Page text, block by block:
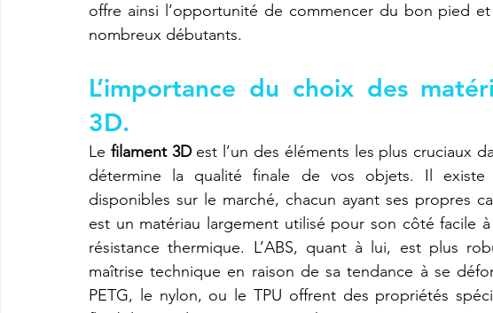
offre ainsi l’opportunité de commencer du bon pied
nombreux débutants.
L’importance du choix des
3D.
Le filament 3D est l’un des éléments les plus cruciaux
détermine la qualité finale de vos objets. Il existe
disponibles sur le marché, chacun ayant ses propres
est un matériau largement utilisé pour son côté facile
résistance thermique. L’ABS, quant à lui, est plus
maîtrise technique en raison de sa tendance à se
PETG, le nylon, ou le TPU offrent des propriétés